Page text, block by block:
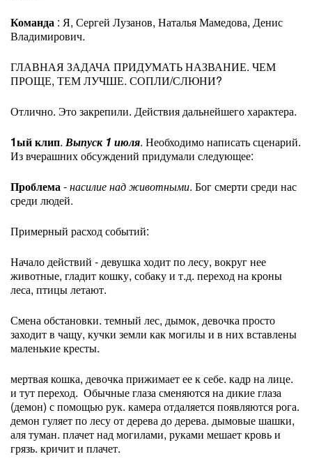
Команда : Я, Сергей Лузанов, Наталья Мамедова, Денис
Владимирович.
ГЛАВНАЯ ЗАДАЧА ПРИДУМАТЬ НАЗВАНИЕ. ЧЕМ
ПРОЩЕ, ТЕМ ЛУЧШЕ. СОПЛИ/СЛЮНИ?
Отлично. Это закрепили. Действия дальнейшего характера.
1ый клип. Выпуск 1 июля. Необходимо написать сценарий.
Из вчерашних обсуждений придумали следующее:
Проблема-насилие над животными. Бог смерти среди нас
среди людей.
Примерный расход событий:
Начало действий - девушка ходит по лесу, вокруг нее
животные, гладит кошку, собаку и т.д. переход на кроны
леса, птицы летают.
Смена обстановки. темный лес, дымок, девочка просто
заходит в чащу, кучки земли как могилы и в них вставлены
маленькие кресты.
мертвая кошка, девочка прижимает ее к себе. кадр на лице.
и тут переход. Обычные глаза сменяются на дикие глаза
(демон) с помощью рук. камера отдаляется появляются рога.
демон гуляет по лесу от дерева до дерева. дымовые шашки,
аля туман. плачет над могилами, руками мешает кровь и
грязь. кричит и плачет.